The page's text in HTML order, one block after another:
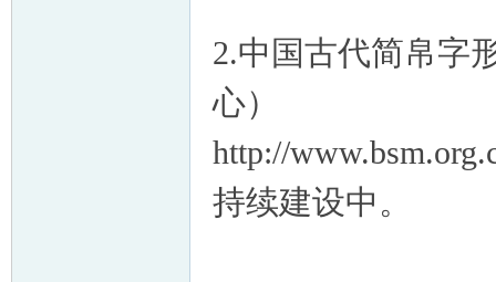
2.中国古代简帛字
心）
http://
持续建设中。